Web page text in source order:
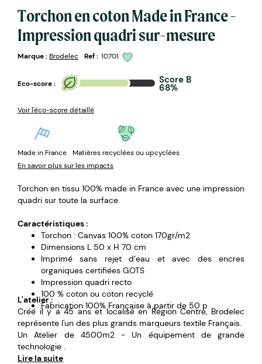
Torchon en coton Made in France -
Impression quadri sur-mesure
Marque :Brodelec Ref : 10701
Eco-score : Score B
68%
Voir l'éco-score détaillé
Made in France
Matières recyclées ou upcyclées
En savoir plus sur les impacts
Torchon en tissu 100% made in France avec une impression
quadri sur toute la surface.
Caractéristiques :
Torchon : Canvas 100% coton 170gr/m2
Dimensions L 50 x H 70 cm
Imprimé sans rejet d’eau et avec des encres
organiques certifiées GOTS
Impression quadri recto
100 % coton ou coton recyclé
Fabrication 100% Française à partir de 50 p
L'atelier :
Créé il y a 45 ans et localisé en Région Centre, Brodelec
représente l'un des plus grands marqueurs textile Français.
Un Atelier de 4500m2 - Un équipement de grande
technologie .
Un atelier familial, et une équipe expérimentée de plus de
Lire la suite